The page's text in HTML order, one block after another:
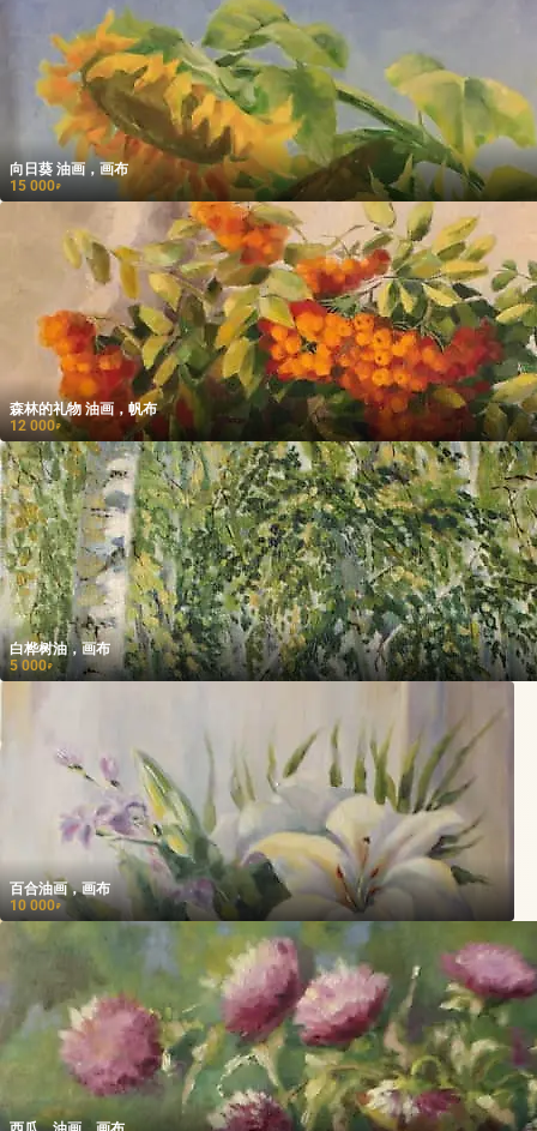
向日葵 油画，画布
15 000₽
森林的礼物 油画，帆布
12 000₽
白桦树油，画布
5 000₽
百合油画，画布
10 000₽